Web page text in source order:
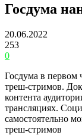
Госдума
20.06.2022
253
0
Госдума в первом
треш-стримов.
контента
трансляциях.
самостоятельно
треш-стримов